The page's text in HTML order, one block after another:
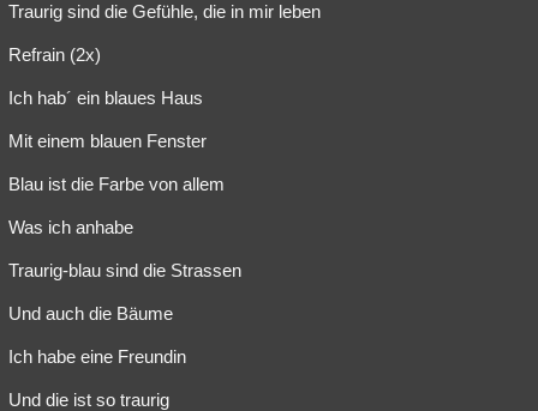
Traurig sind die Gefühle, die in mir leben
Refrain (2x)
Ich hab´ ein blaues Haus
Mit einem blauen Fenster
Blau ist die Farbe von allem
Was ich anhabe
Traurig-blau sind die Strassen
Und auch die Bäume
Ich habe eine Freundin
Und die ist so traurig